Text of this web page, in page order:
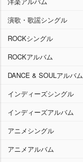
演歌・歌謡シングル
ROCKシングル
ROCKアルバム
DANCE & SOULアルバム
インディーズシングル
インディーズアルバム
アニメシングル
アニメアルバム